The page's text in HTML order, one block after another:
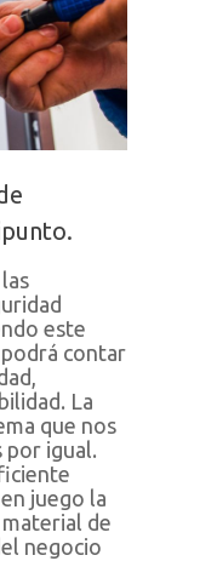
este
contar
La
que nos
por igual.
juego la
de
negocio